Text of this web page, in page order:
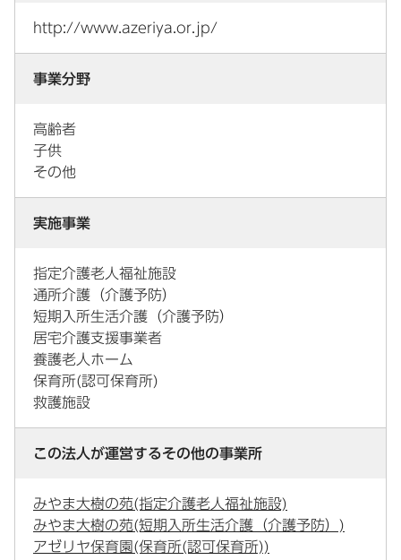
http://www.azeriya.or.jp/
事業分野
高齢者
子供
その他
実施事業
指定介護老人福祉施設
通所介護（介護予防）
短期入所生活介護（介護予防）
居宅介護支援事業者
養護老人ホーム
保育所(認可保育所)
救護施設
この法人が運営するその他の事業所
みやま大樹の苑(指定介護老人福祉施設)
みやま大樹の苑(短期入所生活介護（介護予防）)
アゼリヤ保育園(保育所(認可保育所))